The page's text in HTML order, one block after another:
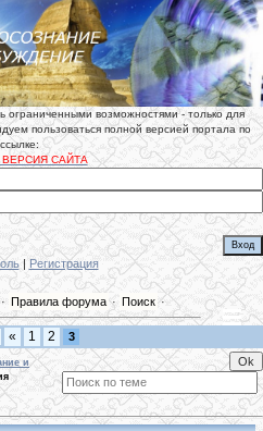
ограниченными возможностями - только для
пользоваться полной версией портала по
ссылке:
САЙТА
| Регистрация
· Правила форума · Поиск·
« 1 2 3
и